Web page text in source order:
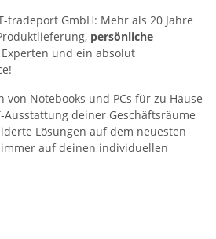
tradeport GmbH: Mehr als 20 Jahre
persönliche
und ein absolut
von Notebooks und PCs für zu Hause
deiner Geschäftsräume
Lösungen auf dem neuesten
auf deinen individuellen